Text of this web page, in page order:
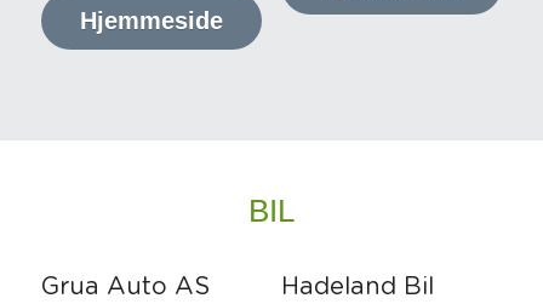
Hjemmeside
BIL
Grua Auto AS Hadeland Bil